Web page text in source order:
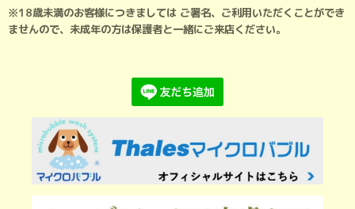
※18歳未満のお客様につきましては ご署名、ご利用いただくことができ
ませんので、未成年の方は保護者と一緒にご来店ください。